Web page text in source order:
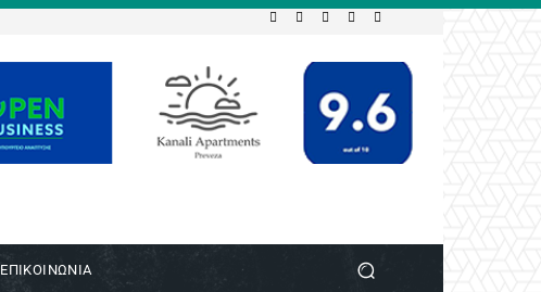
ΕΠΙΚΟΙΝΩΝΙΑ